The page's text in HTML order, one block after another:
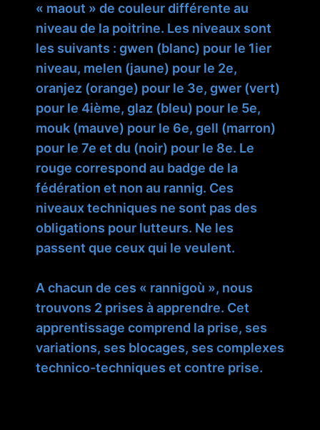
« maout » de couleur différente au
niveau de la poitrine. Les niveaux sont
les suivants : gwen (blanc) pour le 1ier
niveau, melen (jaune) pour le 2e,
oranjez (orange) pour le 3e, gwer (vert)
pour le 4ième, glaz (bleu) pour le 5e,
mouk (mauve) pour le 6e, gell (marron)
pour le 7e et du (noir) pour le 8e. Le
rouge correspond au badge de la
fédération et non au rannig. Ces
niveaux techniques ne sont pas des
obligations pour lutteurs. Ne les
passent que ceux qui le veulent.
A chacun de ces « rannigoù », nous
trouvons 2 prises à apprendre. Cet
apprentissage comprend la prise, ses
variations, ses blocages, ses complexes
technico-techniques et contre prise.